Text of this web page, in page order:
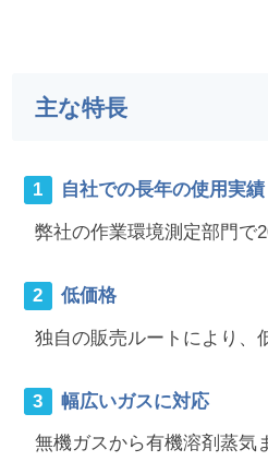
主な特長
自社での長年の使用実績
弊社の作業環境測定部門で
低価格
独自の販売ルートにより、
幅広いガスに対応
無機ガスから有機溶剤蒸気